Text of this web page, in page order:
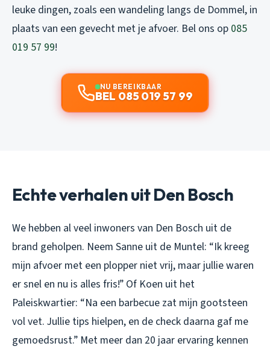
leuke dingen, zoals een wandeling langs de Dommel, in
plaats van een gevecht met je afvoer. Bel ons op 085
019 57 99!
NU BEREIKBAAR
BEL 085 019 57 99
Echte verhalen uit Den Bosch
We hebben al veel inwoners van Den Bosch uit de
brand geholpen. Neem Sanne uit de Muntel: “Ik kreeg
mijn afvoer met een plopper niet vrij, maar jullie waren
er snel en nu is alles fris!” Of Koen uit het
Paleiskwartier: “Na een barbecue zat mijn gootsteen
vol vet. Jullie tips hielpen, en de check daarna gaf me
gemoedsrust.” Met meer dan 20 jaar ervaring kennen